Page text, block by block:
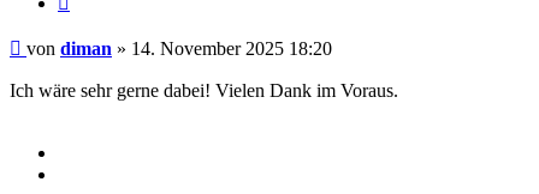
Beitrag
von diman » 14. November 2025 18:20
Ich wäre sehr gerne dabei! Vielen Dank im Voraus.